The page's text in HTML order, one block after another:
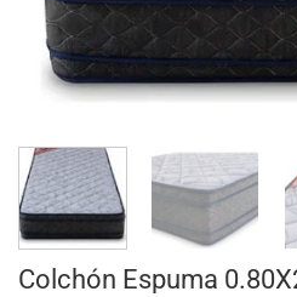
Colchón Espuma